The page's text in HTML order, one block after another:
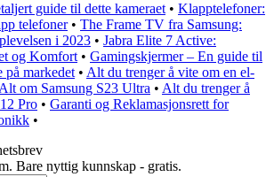
guide til dette kameraet • Klapptelefoner:
telefoner• The Frame TV fra Samsung:
i 2023 • Jabra Elite 7 Active:
og Komfort • Gamingskjermer – En guide til
på markedet • Alt du trenger å vite om en el-
Alt om Samsung S23 Ultra • Alt du trenger å
Pro • Garanti og Reklamasjonsrett for
•
Bare nyttig kunnskap - gratis.